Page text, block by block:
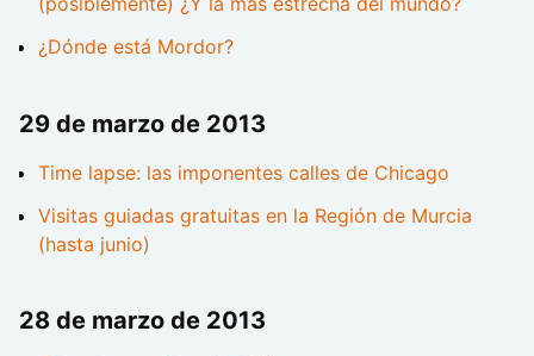
¿Dónde está Mordor?
29 de marzo de 2013
Time lapse: las imponentes calles de Chicago
Visitas guiadas gratuitas en la Región de Murcia
(hasta junio)
28 de marzo de 2013